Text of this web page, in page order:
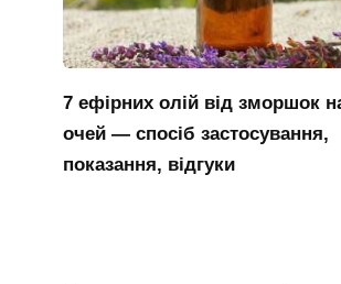
7 ефірних олій від зморшок
очей — спосіб застосування,
показання, відгуки